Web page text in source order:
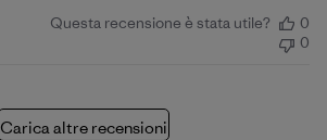
Questa recensione è stata utile?
0
0
Carica altre recensioni